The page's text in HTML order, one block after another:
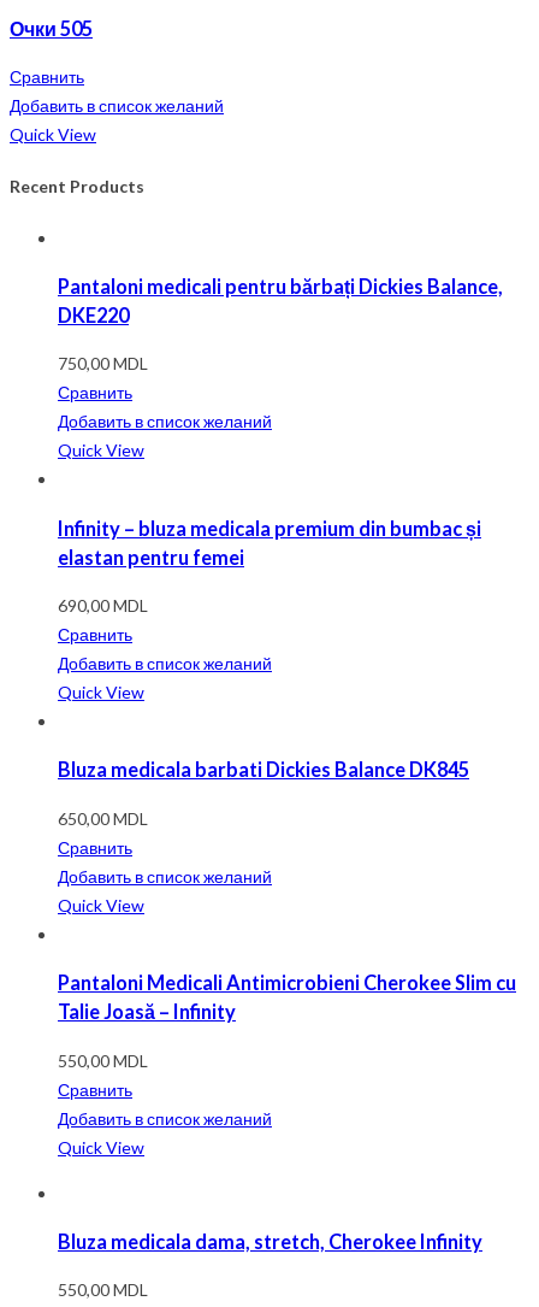
Очки 505
Сравнить
Добавить в список желаний
Quick View
Recent Products
Pantaloni medicali pentru bărbați Dickies Balance,
DKE220
750,00MDL
Сравнить
Добавить в список желаний
Quick View
Infinity – bluza medicala premium din bumbac și
elastan pentru femei
690,00MDL
Сравнить
Добавить в список желаний
Quick View
Bluza medicala barbati Dickies Balance DK845
650,00MDL
Сравнить
Добавить в список желаний
Quick View
Pantaloni Medicali Antimicrobieni Cherokee Slim cu
Talie Joasă – Infinity
550,00MDL
Сравнить
Добавить в список желаний
Quick View
Bluza medicala dama, stretch, Cherokee Infinity
550,00MDL